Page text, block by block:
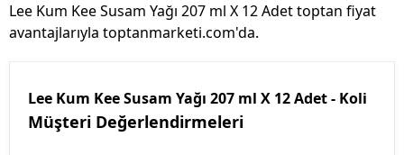
Lee Kum Kee Susam Yağı 207 ml X 12 Adet toptan fiyat
avantajlarıyla toptanmarketi.com'da.
Lee Kum Kee Susam Yağı 207 ml X 12 Adet - Koli
Müşteri Değerlendirmeleri